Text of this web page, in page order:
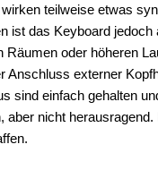
teilweise etwas
ist das Keyboard
Räumen oder höheren
Anschluss externer
sind einfach gehalten
aber nicht